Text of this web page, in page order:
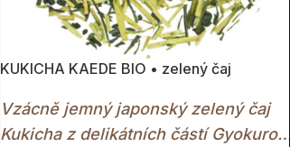
KUKICHA KAEDE BIO • zelený čaj
Vzácně jemný japonský zelený čaj
Kukicha z delikátních částí Gyokuro